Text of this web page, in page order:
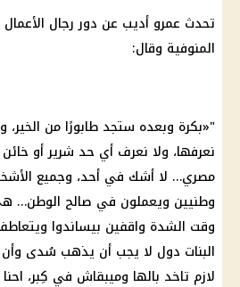
تحدث عمرو أديب عن دور رجال الأعمال
المنوفية وقال:
"«بكرة وبعده ستجد طابورًا من
مصري… لا أشك في أحد، وجميع
وطنيين ويعملون في صالح الوطن…
وقت الشدة واقفين بيساندوا
البنات دول لا يجب أن يذهب سُدى وأن
لازم تاخد بالها وميبقاش في كِبر،